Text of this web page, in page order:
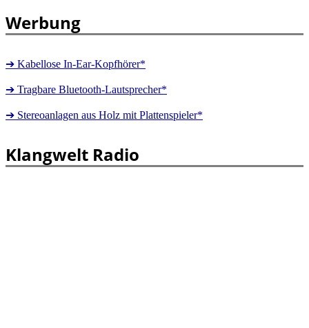
Beiträge
Werbung
➔ Kabellose In-Ear-Kopfhörer*
➔ Tragbare Bluetooth-Lautsprecher*
➔ Stereoanlagen aus Holz mit Plattenspieler*
Klangwelt Radio